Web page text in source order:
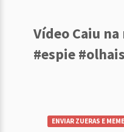
Vídeo Caiu
#espie
ENVIAR ZUERAS E